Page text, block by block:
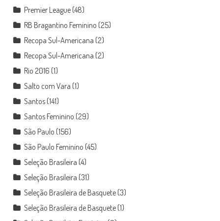
Premier League(48)
RB Bragantino Feminino (25)
Recopa Sul-Americana (2)
Recopa Sul-Americana (2)
Rio 2016 (1)
Salto com Vara (1)
Santos(141)
Santos Feminino (29)
São Paulo (156)
São Paulo Feminino (45)
Seleção Brasileira (4)
Seleção Brasileira (31)
Seleção Brasileira de Basquete(3)
Seleção Brasileira de Basquete(1)